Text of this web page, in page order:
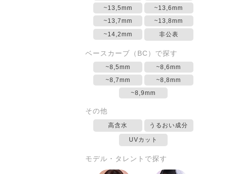
~13,5mm
~13,6mm
~13,7mm
~13,8mm
~14,2mm
非公表
ベースカーブ（BC）で探す
~8,5mm
~8,6mm
~8,7mm
~8,8mm
~8,9mm
その他
高含水 うるおい成分
UVカット
モデル・タレントで探す